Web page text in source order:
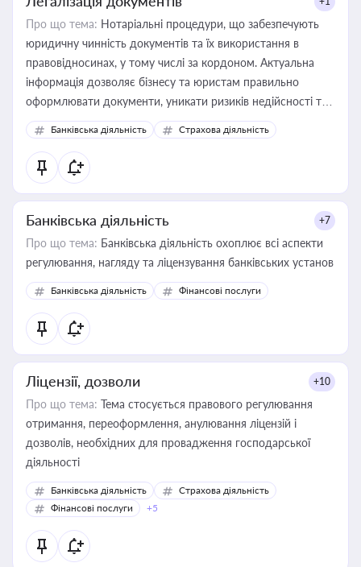
Про що тема: Нотаріальні процедури, що забезпечують
юридичну чинність документів та їх використання в
правовідносинах, у тому числі за кордоном. Актуальна
інформація дозволяє бізнесу та юристам правильно
оформлювати документи, уникати ризиків недійсності та
забезпечувати їх належне прийняття органами влади та
контрагентами
Банківська діяльність Страхова діяльність
Банківська діяльність +7
Про що тема: Банківська діяльність охоплює всі аспекти
регулювання, нагляду та ліцензування банківських установ
Банківська діяльність Фінансові послуги
Ліцензії, дозволи +10
Про що тема: Тема стосується правового регулювання
отримання, переоформлення, анулювання ліцензій і
дозволів, необхідних для провадження господарської
діяльності
Банківська діяльність
Страхова діяльність
Фінансові послуги
+5